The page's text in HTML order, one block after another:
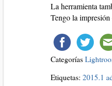
La herramienta
Tengo la impresión
Categorías
Etiquetas: 2015.1